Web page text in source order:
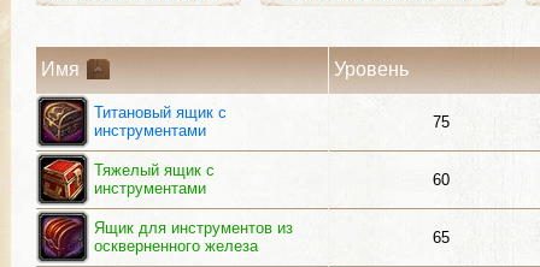
Имя Уровень
Титановый ящик с
инструментами
75
Тяжелый ящик с
инструментами
60
Ящик для инструментов из
оскверненного железа
65